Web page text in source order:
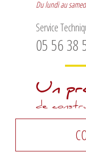
Du lundi au
Service
05 56 38
Un
de